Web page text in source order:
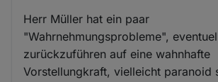
Herr Müller hat ein paar
"Wahrnehmungsprobleme",
zurückzuführen auf eine wahnhafte
Vorstellungkraft, vielleicht paranoid